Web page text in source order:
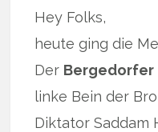
Hey Folks,
heute ging die
Der Bergedorfer
linke Bein der
Diktator Saddam